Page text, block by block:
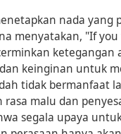
nada yang
menyatakan, "If
ketegangan
keinginan untuk
tidak bermanfaat
rasa malu dan
segala upaya